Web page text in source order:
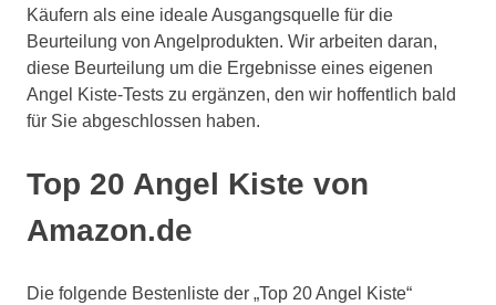
Käufern als eine ideale Ausgangsquelle für die
Beurteilung von Angelprodukten. Wir arbeiten daran,
diese Beurteilung um die Ergebnisse eines eigenen
Angel Kiste-Tests zu ergänzen, den wir hoffentlich bald
für Sie abgeschlossen haben.
Top 20 Angel Kiste von
Amazon.de
Die folgende Bestenliste der „Top 20 Angel Kiste“